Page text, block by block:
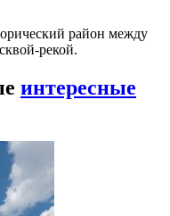
район между
рекой.
интересные